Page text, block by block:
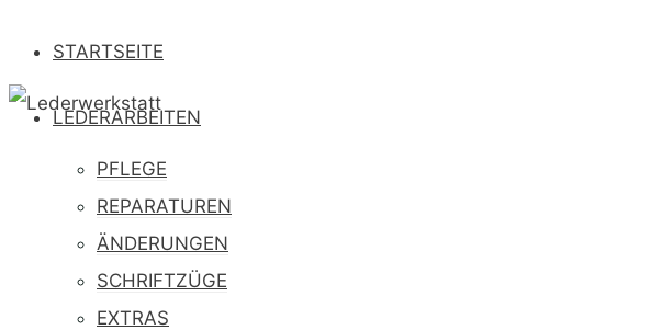
STARTSEITE
LEDERARBEITEN
PFLEGE
REPARATUREN
ÄNDERUNGEN
SCHRIFTZÜGE
EXTRAS